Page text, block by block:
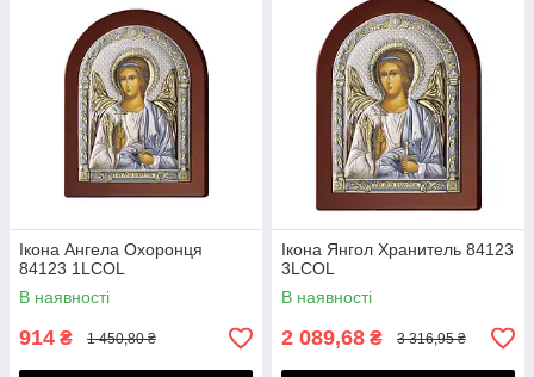
Ікона Ангела Охоронця
84123 1LCOL
В наявності
914 ₴ 1 450,80 ₴
Ікона Янгол Хранитель 84123
3LCOL
В наявності
2 089,68 ₴ 3 316,95 ₴